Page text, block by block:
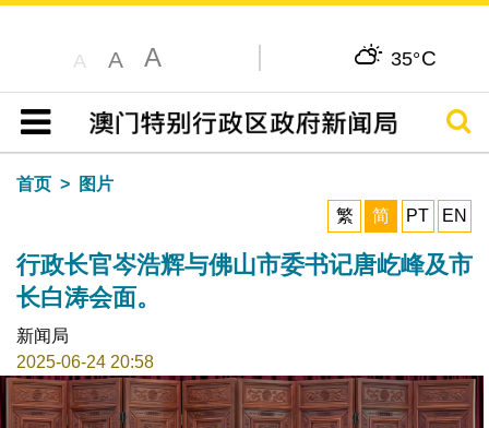
A A A 35°C
目录
搜寻
首页
图片
繁
简 PT EN
行政长官岑浩辉与佛山市委书记唐屹峰及市
长白涛会面。
新闻局
2025-06-24 20:58